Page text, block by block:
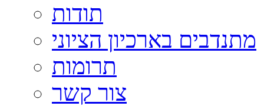
תודות
מתנדבים בארכיון הציוני
תרומות
צור קשר